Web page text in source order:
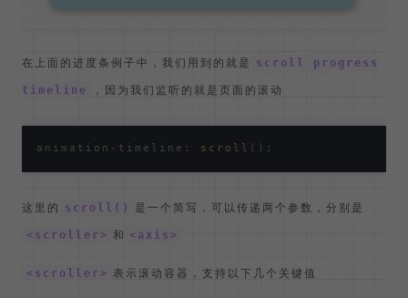
在上面的进度条例子中，我们用到的就是 scroll progress
timeline ，因为我们监听的就是页面的滚动
animation -timeline: scroll
这里的 scroll() 是一个简写，可以传递两个参数，分别是
<scroller> 和 <axis>
<scroller> 表示滚动容器，支持以下几个关键值